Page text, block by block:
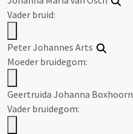
Vader bruid:
Peter Johannes Arts
Moeder bruidegom:
Geertruida Johanna Boxhoorn
Vader bruidegom: